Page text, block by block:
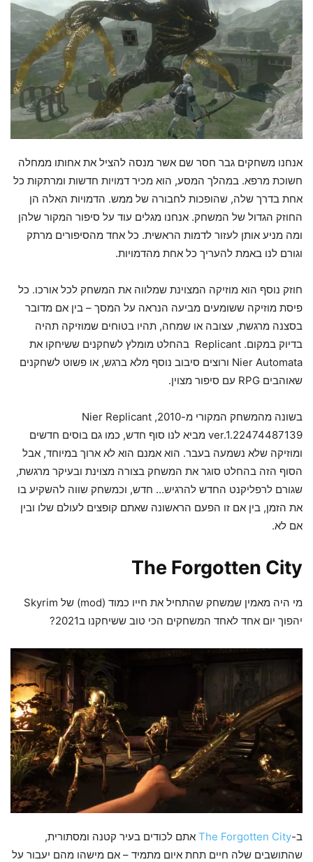
אנחנו משחקים גבר חסר שם אשר מנסה להציל את אחותו ממחלה
חשוכת מרפא. במהלך המסע, הוא מכיר דמויות חדשות ומרתקות כל
אחת בדרך שלה, שהופכות לחבורה של ממש. הדמויות האלה הן
החוזק הגדול של המשחק. אנחנו מגלים עוד על סיפור המקור שלהן
ומה מניע אותן לעזור לדמות הראשית. כל אחד מהסיפורים מרתק
וגורם לנו באמת להעריך כל אחת מהדמויות.
חוזק נוסף הוא מוזיקה המצוינת שמלווה את המשחק לכל אורכו. כל
פיסת מוזיקה ששומעים מביעה הנראה על המסך – בין אם מדובר
בסצנה מרגשת, עצובה או שמחה, תהיו בטוחים שמוזיקה תהיה
בדיוק במקום. Replicant בהחלט מומלץ לשחקנים ששיחקו את
Nier Automata ורוצים סיבוב נוסף מלא ברגש, או פשוט לשחקנים
שאוהבים RPG עם סיפור מצוין.
בשונה מהמשחק המקורי מ-2010, Nier Replicant
ver.1.22474487139 מביא לנו סוף חדש, כמו גם בוסים חדשים
ומוזיקה שלא נשמעה בעבר. הוא אמנם הוא לא ארוך במיוחד, אבל
הסוף הזה בהחלט סוגר את המשחק בצורה מצוינת ובעיקר מרגשת,
שגורם לרפליקנט החדש להרגיש… חדש, וכמשחק שווה להשקיע בו
את הזמן, בין אם זו הפעם הראשונה שאתם קופצים לעולם שלו ובין
אם לא.
The Forgotten City
מי היה מאמין שמשחק שהתחיל את חייו כמוד (mod) של Skyrim
יהפוך יום אחד לאחד המשחקים הכי טוב ששיחקנו ב2021?
ב-The Forgotten City אתם לכודים בעיר קטנה ומסתורית,
שהתושבים שלה חיים תחת איום מתמיד – אם מישהו מהם יעבור על